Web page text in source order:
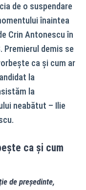
de o suspendare
înaintea
Crin Antonescu în
Premierul demis se
ca și cum ar
la
la
neabătut – Ilie
ca și cum
de președinte,